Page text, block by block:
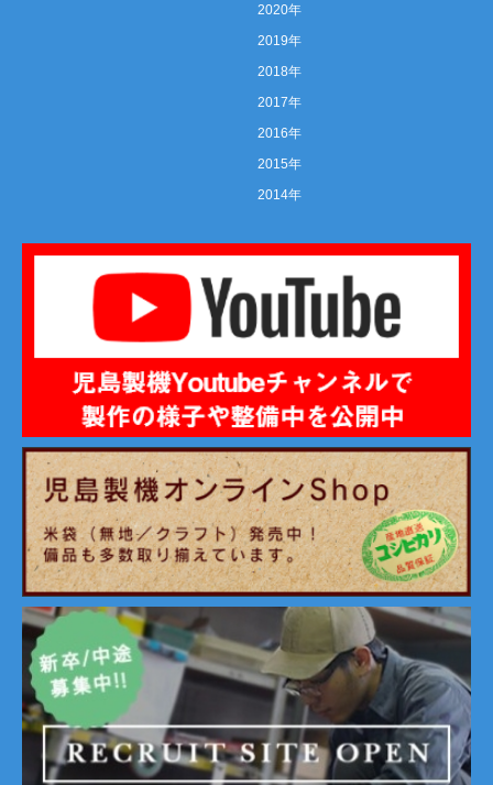
2020年
2019年
2018年
2017年
2016年
2015年
2014年